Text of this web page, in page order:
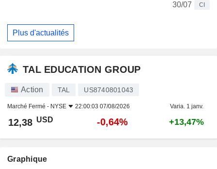
30/07
CI
Plus d'actualités
TAL EDUCATION GROUP
Action TAL US8740801043
Marché Fermé - NYSE 22:00:03 07/08/2026 Varia. 1 janv.
12,38 USD -0,64% +13,47%
Graphique